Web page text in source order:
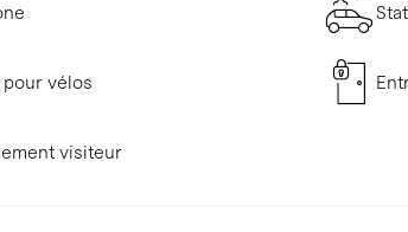
vélos
visiteur